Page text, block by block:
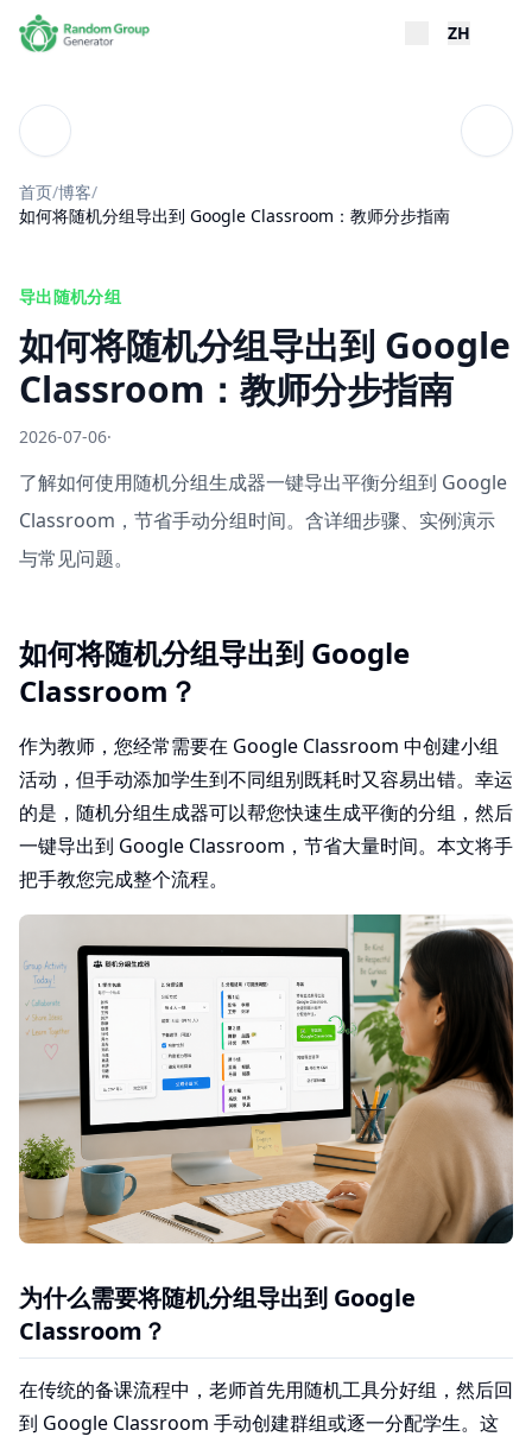
ZH
博客 目录
首页/博客/
如何将随机分组导出到 Google Classroom：教师分步指南
导出随机分组
如何将随机分组导出到 Google
Classroom：教师分步指南
2026-07-06·
了解如何使用随机分组生成器一键导出平衡分组到 Google
Classroom，节省手动分组时间。含详细步骤、实例演示
与常见问题。
如何将随机分组导出到 Google
Classroom？
作为教师，您经常需要在 Google Classroom 中创建小组
活动，但手动添加学生到不同组别既耗时又容易出错。幸运
的是，随机分组生成器可以帮您快速生成平衡的分组，然后
一键导出到 Google Classroom，节省大量时间。本文将手
把手教您完成整个流程。
为什么需要将随机分组导出到 Google
Classroom？
在传统的备课流程中，老师首先用随机工具分好组，然后回
到 Google Classroom 手动创建群组或逐一分配学生。这